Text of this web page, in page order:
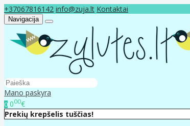
+37067816142 info@zuja.lt Kontaktai
Navigacija
Mano paskyra
0 000€
Prekių krepšelis tuščias!